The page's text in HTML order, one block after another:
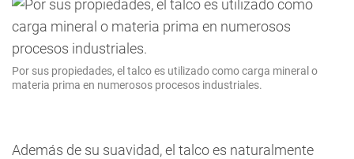
Por sus propiedades, el talco es utilizado como carga mineral o
materia prima en numerosos procesos industriales.
Además de su suavidad, el talco es naturalmente